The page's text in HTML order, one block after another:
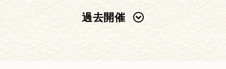
過去開催
2025年 2024年